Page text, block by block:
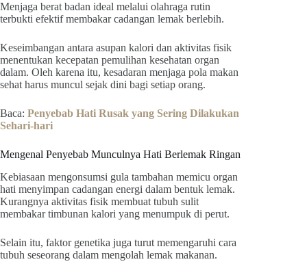
Menjaga berat badan ideal melalui olahraga rutin
terbukti efektif membakar cadangan lemak berlebih.
Keseimbangan antara asupan kalori dan aktivitas fisik
menentukan kecepatan pemulihan kesehatan organ
dalam. Oleh karena itu, kesadaran menjaga pola makan
sehat harus muncul sejak dini bagi setiap orang.
Baca: Penyebab Hati Rusak yang Sering Dilakukan
Sehari-hari
Mengenal Penyebab Munculnya Hati Berlemak Ringan
Kebiasaan mengonsumsi gula tambahan memicu organ
hati menyimpan cadangan energi dalam bentuk lemak.
Kurangnya aktivitas fisik membuat tubuh sulit
membakar timbunan kalori yang menumpuk di perut.
Selain itu, faktor genetika juga turut memengaruhi cara
tubuh seseorang dalam mengolah lemak makanan.